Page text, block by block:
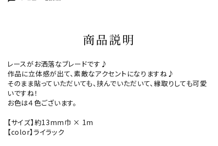
商品説明
レースがお洒落なブレードです♪
作品に立体感が出て、素敵なアクセントになりますね♪
そのまま貼っていただいても、挟んでいただいて、縁取りしても可愛
いですね！
お色は４色ございます。
【サイズ】約13mm巾 × 1m
【color】ライラック